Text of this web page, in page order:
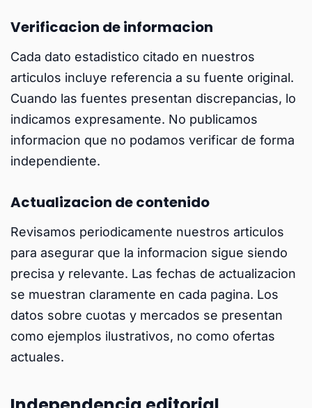
Verificacion de informacion
Cada dato estadistico citado en nuestros
articulos incluye referencia a su fuente original.
Cuando las fuentes presentan discrepancias, lo
indicamos expresamente. No publicamos
informacion que no podamos verificar de forma
independiente.
Actualizacion de contenido
Revisamos periodicamente nuestros articulos
para asegurar que la informacion sigue siendo
precisa y relevante. Las fechas de actualizacion
se muestran claramente en cada pagina. Los
datos sobre cuotas y mercados se presentan
como ejemplos ilustrativos, no como ofertas
actuales.